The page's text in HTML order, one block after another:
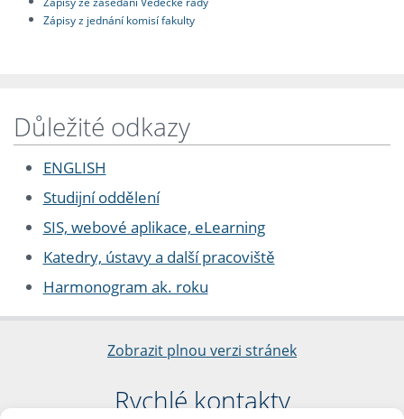
Zápisy z jednání komisí fakulty
Důležité odkazy
ENGLISH
Studijní oddělení
SIS, webové aplikace, eLearning
Katedry, ústavy a další pracoviště
Harmonogram ak. roku
Zobrazit plnou verzi stránek
Rychlé kontakty